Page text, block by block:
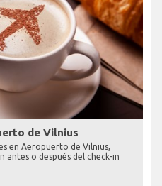
de Vilnius
en Aeropuerto de Vilnius,
antes o después del check-in